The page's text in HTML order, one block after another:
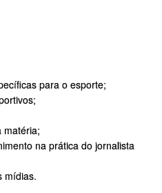
para o esporte;
matéria;
na prática do jornalista
mídias.